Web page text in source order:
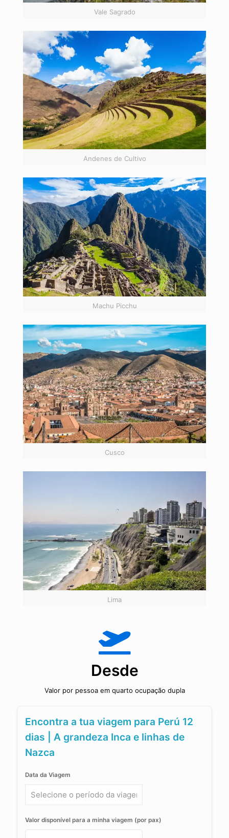
Vale Sagrado
Andenes de Cultivo
Machu Picchu
Cusco
Lima
Desde
Valor por pessoa em quarto ocupação dupla
Encontra a tua viagem para Perú 12
dias | A grandeza Inca e linhas de
Nazca
Data da Viagem
Valor disponível para a minha viagem (por pax)